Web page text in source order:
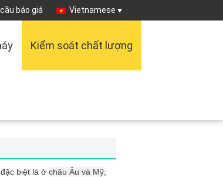
báo giá Vietnamese
Kiểm soát chất lượng
biệt là ở châu Âu và Mỹ,